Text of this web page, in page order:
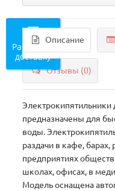
Описание
Отзывы (0)
предназначены для
воды.
раздачи в кафе, барах,
предприятиях
школах, офисах, в
Модель оснащена
Рассчитать
доставку